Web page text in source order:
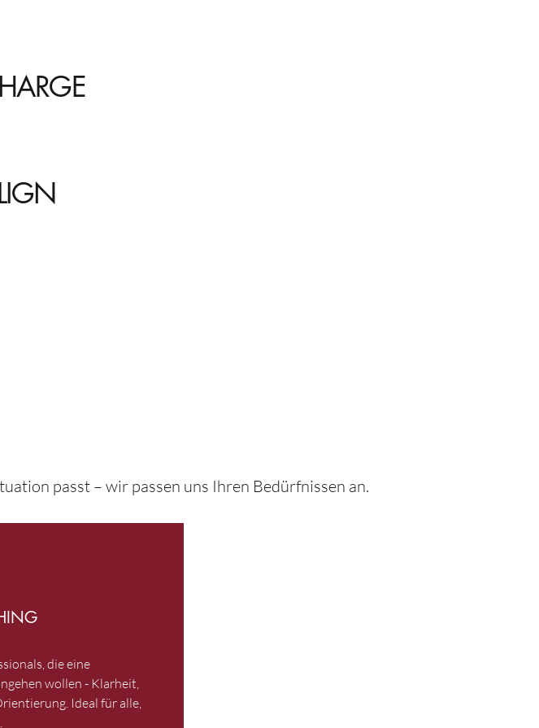
passt – wir passen uns Ihren Bedürfnissen an.
die eine
wollen - Klarheit,
Ideal für alle,